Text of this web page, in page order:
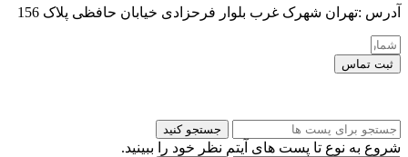
آدرس :تهران شهرک غرب بلوار فرحزادی خیابان حافظی پلاک 156
ثبت تماس
جستجو کنید
شروع به نوع تا پست های آیتم نظر خود را ببینید.